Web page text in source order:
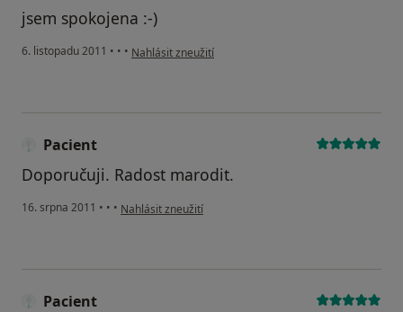
jsem spokojena :-)
6. listopadu 2011 • • • podle názoru uživatele Pacient
Nahlásit zneužití
Pacient
Doporučuji. Radost marodit.
16. srpna 2011 • • • podle názoru uživatele Pacient
Nahlásit zneužití
Pacient